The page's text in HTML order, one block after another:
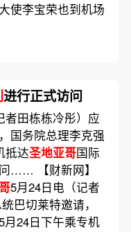
大使李宝荣也到机场
进行正式访问
者田栋栋冷彤）应
国务院总理李克强
抵达圣地亚哥国际
…… 【财新网】
5月24日电（记者
巴切莱特邀请，
24日下午乘专机